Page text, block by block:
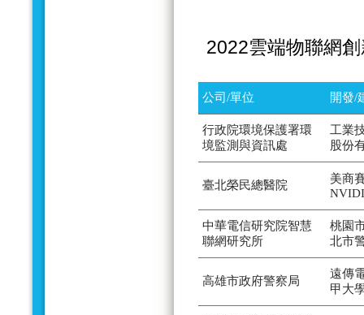
2022雲端物聯網
公司/單位 開發/
行政院環境保護署環
境監測與資訊處
工業
股份
臺北榮民總醫院
美商
中華電信研究院智慧
聯網研究所
桃園
北市
高雄市政府警察局
遠傳
甲大